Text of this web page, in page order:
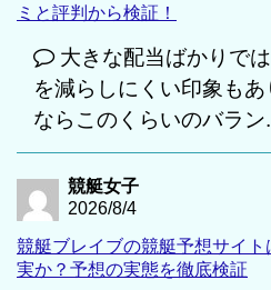
ミと評判から検証！
大きな配当ばかりで
を減らしにくい印象も
ならこのくらいのバラン
競艇女子
2026/8/4
競艇ブレイブの競艇予想サイ
実か？予想の実態を徹底検証